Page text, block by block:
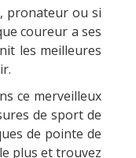
pronateur ou si
coureur a ses
les meilleures
ce merveilleux
de sport de
de pointe de
plus et trouvez